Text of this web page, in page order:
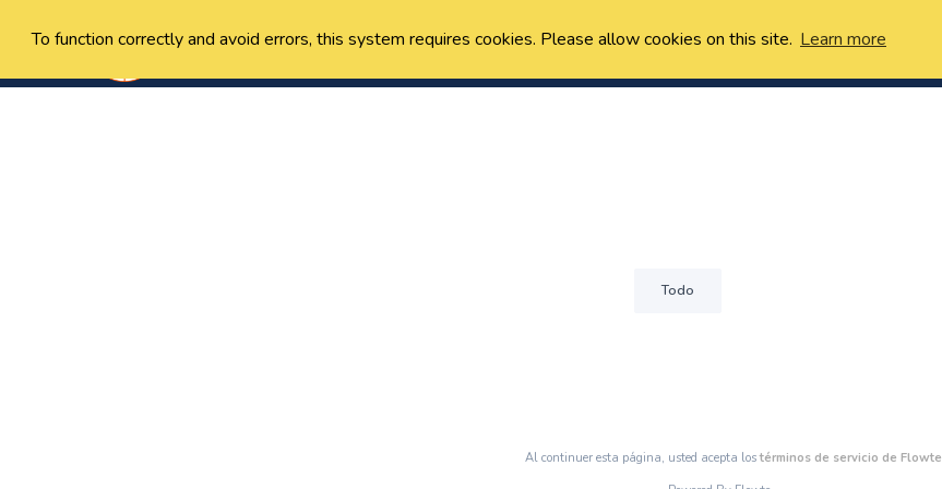
To function correctly and avoid errors, this system requires cookies. Please allow cookies on this site. Learn more
Todo
Al continuer esta página, usted acepta lostérminos de servicio de Flowte